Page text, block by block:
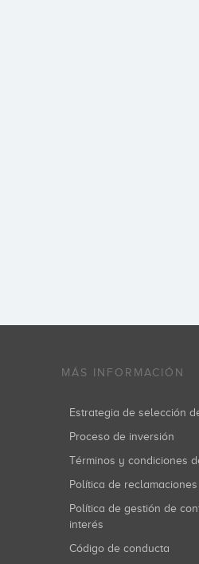
MÁS INFORMACIÓN
Estrategia de selección
Proceso de inversión
Términos y condiciones
Política de reclamaciones
Política de gestión de conflictos de
interés
Código de conducta